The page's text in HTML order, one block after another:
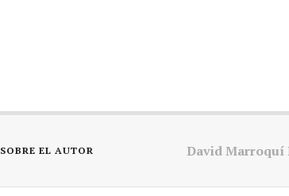
SOBRE EL AUTOR David Marroquí